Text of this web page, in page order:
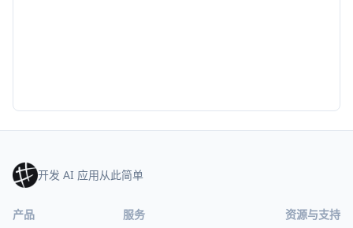
开发 AI 应用从此简单
产品 服务 资源与支持